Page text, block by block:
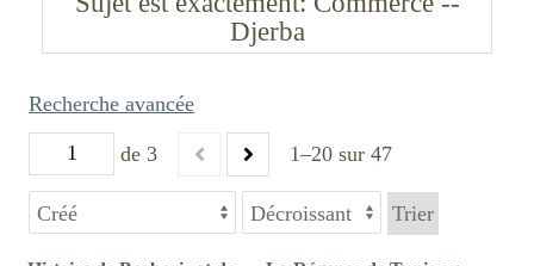
Djerba
de 3 1–20 sur 47
Recherche avancée
Trier